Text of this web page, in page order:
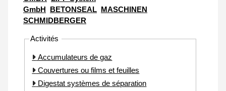
GmbH BETONSEAL MASCHINEN
SCHMIDBERGER
Activités
Accumulateurs de gaz
Couvertures ou films et feuilles
Digestat systèmes de séparation